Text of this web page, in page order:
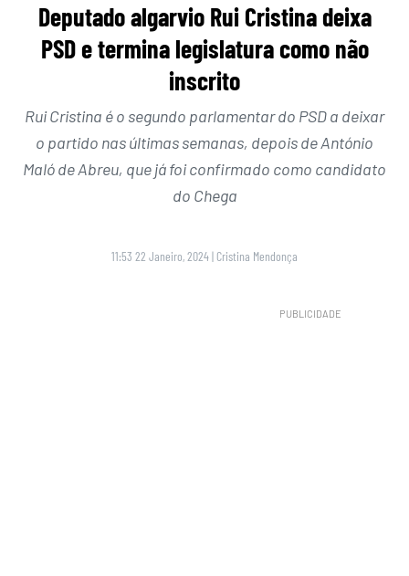
Deputado algarvio Rui Cristina deixa
PSD e termina legislatura como não
inscrito
Rui Cristina é o segundo parlamentar do PSD a deixar
o partido nas últimas semanas, depois de António
Maló de Abreu, que já foi confirmado como candidato
do Chega
11:53 22 Janeiro, 2024| Cristina Mendonça